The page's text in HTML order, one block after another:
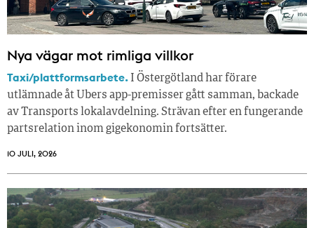
Nya vägar mot rimliga villkor
Taxi/plattformsarbete. I Östergötland har förare
utlämnade åt Ubers app-premisser gått samman, backade
av Transports lokalavdelning. Strävan efter en fungerande
partsrelation inom gigekonomin fortsätter.
10 JULI, 2026